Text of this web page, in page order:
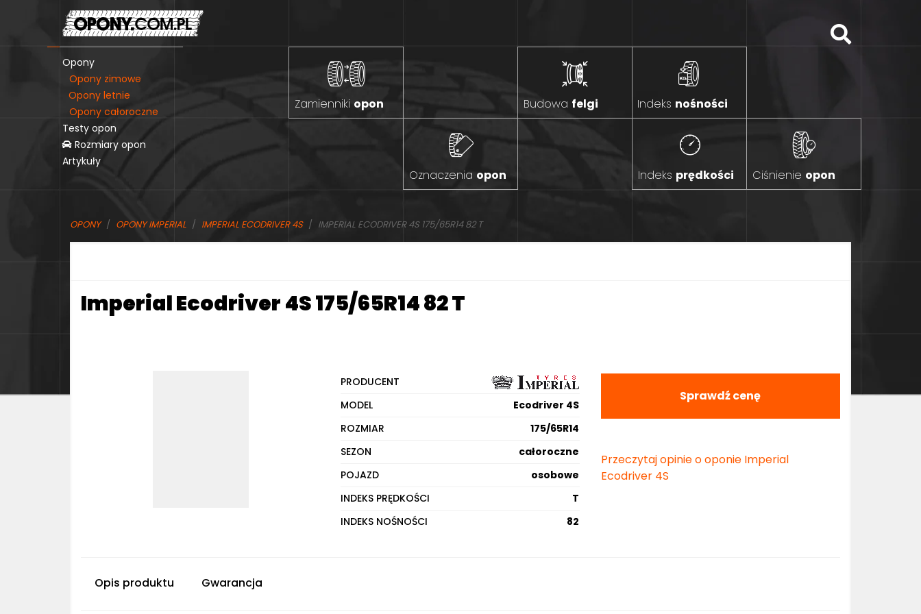
Opony
Opony zimowe
Opony letnie
Opony całoroczne
Testy opon
Rozmiary opon
Artykuły
Zamienniki opon Budowa felgi Indeks nośności
Indeks prędkości Ciśnienie opon
Oznaczenia opon
OPONY OPONY IMPERIAL IMPERIAL ECODRIVER 4S IMPERIAL ECODRIVER 4S 175/65R14 82 T
Imperial Ecodriver 4S 175/65R14 82 T
PRODUCENT
MODEL
Ecodriver 4S
ROZMIAR
175/65R14
SEZON
całoroczne
POJAZD
osobowe
INDEKS PRĘDKOŚCI
T
INDEKS NOŚNOŚCI
82
Sprawdź cenę
Przeczytaj opinie o oponie Imperial
Ecodriver 4S
Opis produktu Gwarancja